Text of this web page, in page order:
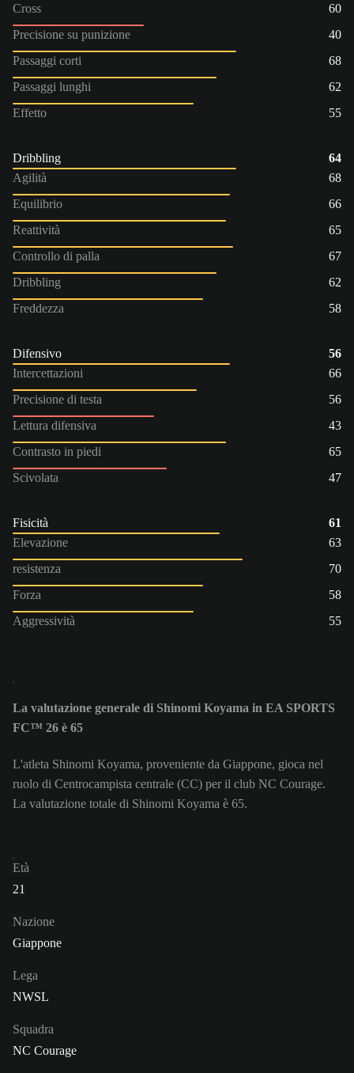
Cross
60
Precisione su punizione
40
Passaggi corti
68
Passaggi lunghi
62
Effetto
55
Dribbling
64
Agilità
68
Equilibrio
66
Reattività
65
Controllo di palla
67
Dribbling
62
Freddezza
58
Difensivo
56
Intercettazioni
66
Precisione di testa
56
Lettura difensiva
43
Contrasto in piedi
65
Scivolata
47
Fisicità
61
Elevazione
63
resistenza
70
Forza
58
Aggressività
55
La valutazione generale di Shinomi Koyama in EA SPORTS
FC™ 26 è 65
L'atleta Shinomi Koyama, proveniente da Giappone, gioca nel
ruolo di Centrocampista centrale (CC) per il club NC Courage.
La valutazione totale di Shinomi Koyama è 65.
Età
21
Nazione
Giappone
Lega
NWSL
Squadra
NC Courage